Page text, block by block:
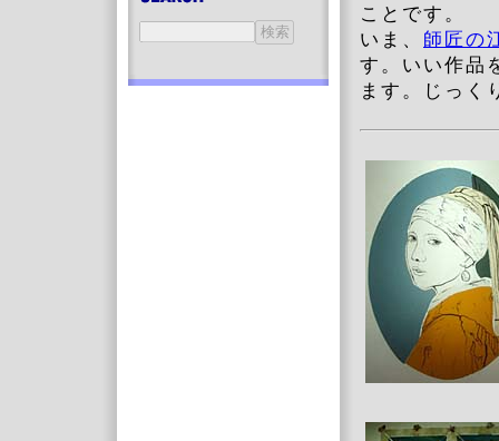
ことです。
いま、 師匠の
す。いい作品
ます。じっく